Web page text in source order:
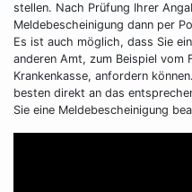
stellen. Nach Prüfung Ihrer
Meldebescheinigung dann per
Es ist auch möglich, dass Sie
anderen Amt, zum Beispiel vom
Krankenkasse, anfordern
besten direkt an das
Sie eine Meldebescheinigung